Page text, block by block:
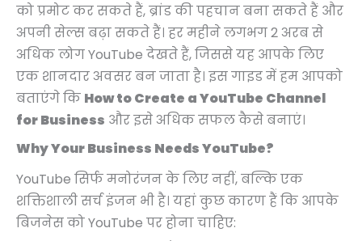
को प्रमोट कर सकते हैं, ब्रांड की पहचान बना सकते हैं और
अपनी सेल्स बढ़ा सकते हैं। हर महीने लगभग 2 अरब से
अधिक लोग YouTube देखते हैं, जिससे यह आपके लिए
एक शानदार अवसर बन जाता है। इस गाइड में हम आपको
बताएंगे कि How to Create a YouTube Channel
for Business और इसे अधिक सफल कैसे बनाएं।
Why Your Business Needs YouTube?
YouTube सिर्फ मनोरंजन के लिए नहीं, बल्कि एक
शक्तिशाली सर्च इंजन भी है। यहां कुछ कारण हैं कि आपके
बिजनेस को YouTube पर होना चाहिए: